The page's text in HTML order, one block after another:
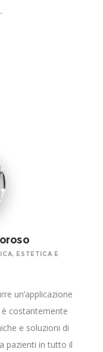
ESTETICA E
un’applicazione
costantemente
e soluzioni di
pazienti in tutto il